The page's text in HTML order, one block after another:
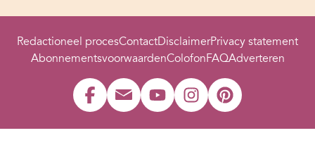
Redactioneel procesContactDisclaimerPrivacy statement
AbonnementsvoorwaardenColofonFAQAdverteren